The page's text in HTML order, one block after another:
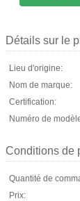
Détails sur le
Lieu d'origine:
Nom de marque:
Certification:
Numéro de
Conditions de
Quantité de
Prix: